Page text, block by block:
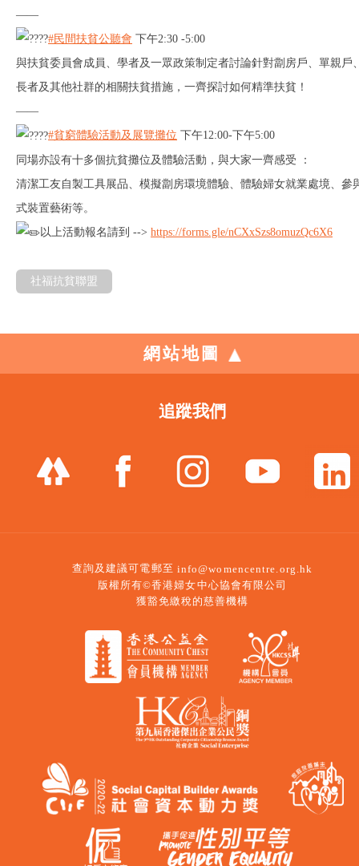
——
#民間扶貧公聽會 下午2:30 -5:00
與扶貧委員會成員、學者及一眾政策制定者討論針對劏房戶、單親戶
長者及其他社群的相關扶貧措施，一齊探討如何精準扶貧！
——
#貧窮體驗活動及展覽攤位 下午12:00-下午5:00
同場亦設有十多個抗貧攤位及體驗活動，與大家一齊感受 ：
清潔工友自製工具展品、模擬劏房環境體驗、體驗婦女就業處境、參
式裝置藝術等。
以上活動報名請到 --> https://forms.gle/nCXxSzs8omuzQc6X6
社福抗貧聯盟
網站地圖
追蹤我們
查詢及建議可電郵至 info@womencentre.org.hk
版權所有©香港婦女中心協會有限公司
獲豁免繳稅的慈善機構